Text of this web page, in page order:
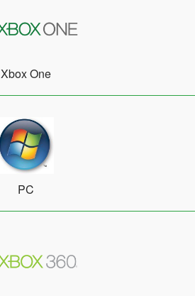
Xbox One
PC